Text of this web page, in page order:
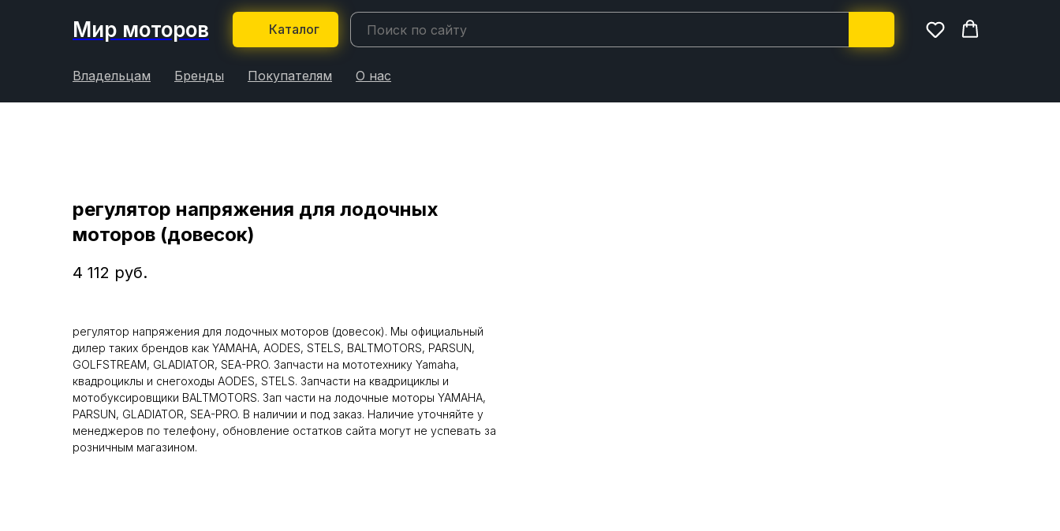
Мир моторов Каталог
Владельцам Бренды Покупателям О нас
регулятор напряжения для лодочных
моторов (довесок)
4 112 руб.
регулятор напряжения для лодочных моторов (довесок). Мы официальный
дилер таких брендов как YAMAHA, AODES, STELS, BALTMOTORS, PARSUN,
GOLFSTREAM, GLADIATOR, SEA-PRO. Запчасти на мототехнику Yamaha,
квадроциклы и снегоходы AODES, STELS. Запчасти на квадрициклы и
мотобуксировщики BALTMOTORS. Зап части на лодочные моторы YAMAHA,
PARSUN, GLADIATOR, SEA-PRO. В наличии и под заказ. Наличие уточняйте у
менеджеров по телефону, обновление остатков сайта могут не успевать за
розничным магазином.